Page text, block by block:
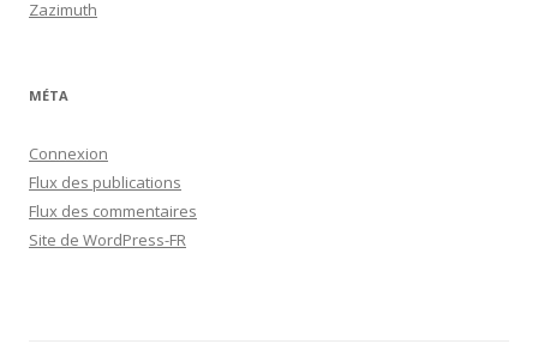
Zazimuth
MÉTA
Connexion
Flux des publications
Flux des commentaires
Site de WordPress-FR